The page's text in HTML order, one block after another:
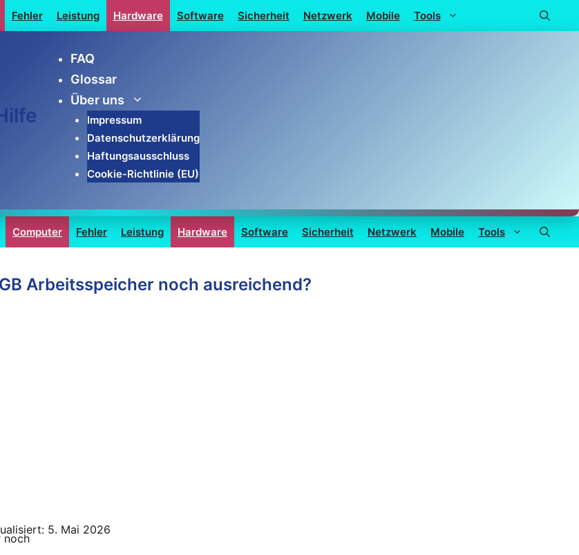
Fehler Leistung Hardware Software Sicherheit Netzwerk Mobile Tools
FAQ
Glossar
Über uns
Impressum
Datenschutzerklärung
Haftungsausschluss
Cookie-Richtlinie (EU)
Computer Fehler Leistung Hardware Software Sicherheit Netzwerk Mobile Tools
Arbeitsspeicher noch ausreichend?
5. Mai 2026